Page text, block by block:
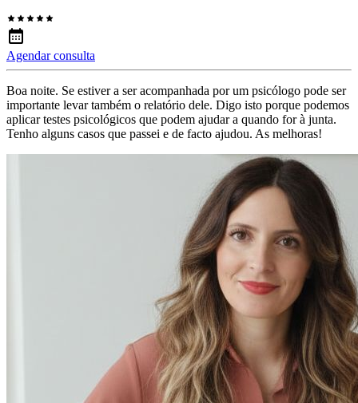
Agendar consulta
Boa noite. Se estiver a ser acompanhada por um psicólogo pode ser
importante levar também o relatório dele. Digo isto porque podemos
aplicar testes psicológicos que podem ajudar a quando for à junta.
Tenho alguns casos que passei e de facto ajudou. As melhoras!